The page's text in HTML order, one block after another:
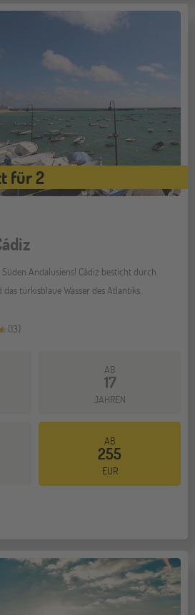
für 2
Andalusiens! Cádiz besticht durch
türkisblaue Wasser des Atlantiks.
(13)
AB
17
JAHREN
AB
255
EUR